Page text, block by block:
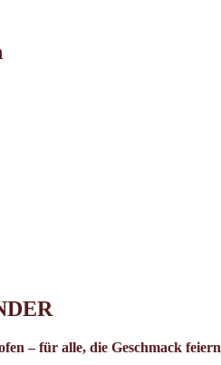
– für alle, die Geschmack feiern